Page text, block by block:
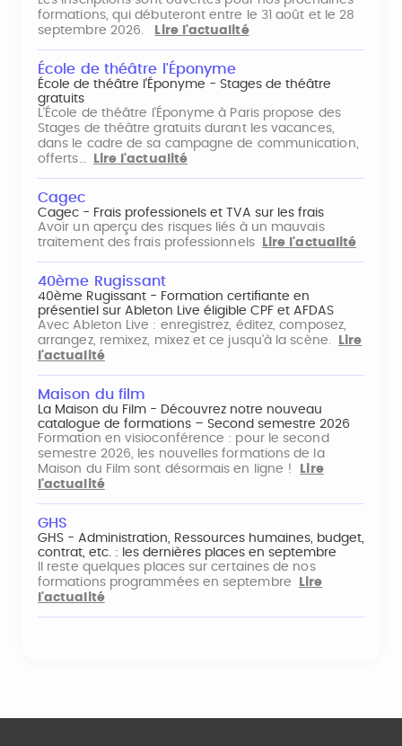
formations, qui débuteront entre le 31 août et le 28
septembre 2026.
Lire l'actualité
École de théâtre l'Éponyme
École de théâtre l'Éponyme - Stages de théâtre
gratuits
L'École de théâtre l'Éponyme à Paris propose des
Stages de théâtre gratuits durant les vacances,
dans le cadre de sa campagne de communication,
offerts…
Lire l'actualité
Cagec
Cagec - Frais professionels et TVA sur les frais
Avoir un aperçu des risques liés à un mauvais
traitement des frais professionnels
Lire l'actualité
40ème Rugissant
40ème Rugissant - Formation certifiante en
présentiel sur Ableton Live éligible CPF et AFDAS
Avec Ableton Live : enregistrez, éditez, composez,
arrangez, remixez, mixez et ce jusqu'à la scène.
Lire
l'actualité
Maison du film
La Maison du Film - Découvrez notre nouveau
catalogue de formations – Second semestre 2026
Formation en visioconférence : pour le second
semestre 2026, les nouvelles formations de la
Maison du Film sont désormais en ligne !
Lire
l'actualité
GHS
GHS - Administration, Ressources humaines, budget,
contrat, etc. : les dernières places en septembre
Il reste quelques places sur certaines de nos
formations programmées en septembre
Lire
l'actualité